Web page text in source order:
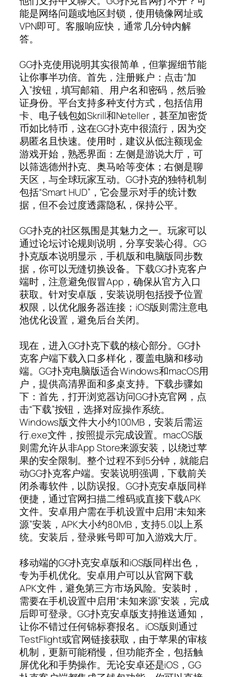
能是网络问题或地区封锁，使用镜像网址或
VPN即可。客服响应快，通常几分钟内解
答。
GG扑克使用说明其实很简单，但掌握细节能
让你事半功倍。首先，注册账户：点击“加
入”按钮，填写邮箱、用户名和密码，然后验
证身份。平台支持多种支付方式，包括信用
卡、电子钱包如Skrill和Neteller，甚至加密货
币如比特币，这在GG扑克中很流行，因为交
易匿名且快速。使用时，建议从低注额现金
游戏开始，熟悉界面：左侧是游说大厅，可
以筛选德州扑克、奥马哈等变体；右侧是聊
天区，与全球玩家互动。GG扑克的独特机制
包括“Smart HUD”，它会显示对手的统计数
据，但不会过度透露隐私，保持公平。
GG扑克的社区氛围是其魅力之一。玩家可以
通过论坛讨论规则说明，分享安装心得。GG
扑克版本说明显示，手机版和电脑版同步数
据，你可以无缝切换设备。下载GG扑克客户
端时，注意避免假冒App，确保从官方入口
获取。针对安卓版，安装说明包括授予位置
权限，以优化服务器连接；iOS版则需注意电
池优化设置，避免后台关闭。
现在，进入GG扑克下载的核心部分。GG扑
克客户端下载入口多样化，覆盖电脑和移动
端。GG扑克电脑版适合Windows和macOS用
户，提供高清界面和多桌支持。下载步骤如
下：首先，打开浏览器访问GG扑克官网，点
击“下载”按钮，选择对应操作系统。
Windows版文件大小约100MB，安装后需运
行.exe文件，按照提示完成设置。macOS版
则需允许从非App Store来源安装，以绕过苹
果的安全限制。整个过程不到5分钟，就能启
动GG扑克客户端。安装说明强调，下载前关
闭杀毒软件，以防误报。GG扑克安卓版同样
便捷，通过官网扫描二维码或直接下载APK
文件。安卓用户需在手机设置中启用“未知来
源”安装，APK大小约80MB，支持5.0以上系
统。安装后，登录账号即可加入游戏大厅。
移动端的GG扑克安卓版和iOS版同样出色，
专为手机优化。安卓用户可以从官网下载
APK文件，避免第三方市场风险。安装时，
需要在手机设置中启用“未知来源”安装，完成
后即可登录。GG扑克安卓版支持推送通知，
让你不错过任何锦标赛报名。iOS版则通过
TestFlight或官网链接获取，由于苹果的审核
机制，更新可能稍慢，但功能齐全，包括触
屏优化和手势操作。无论安卓还是iOS，GG